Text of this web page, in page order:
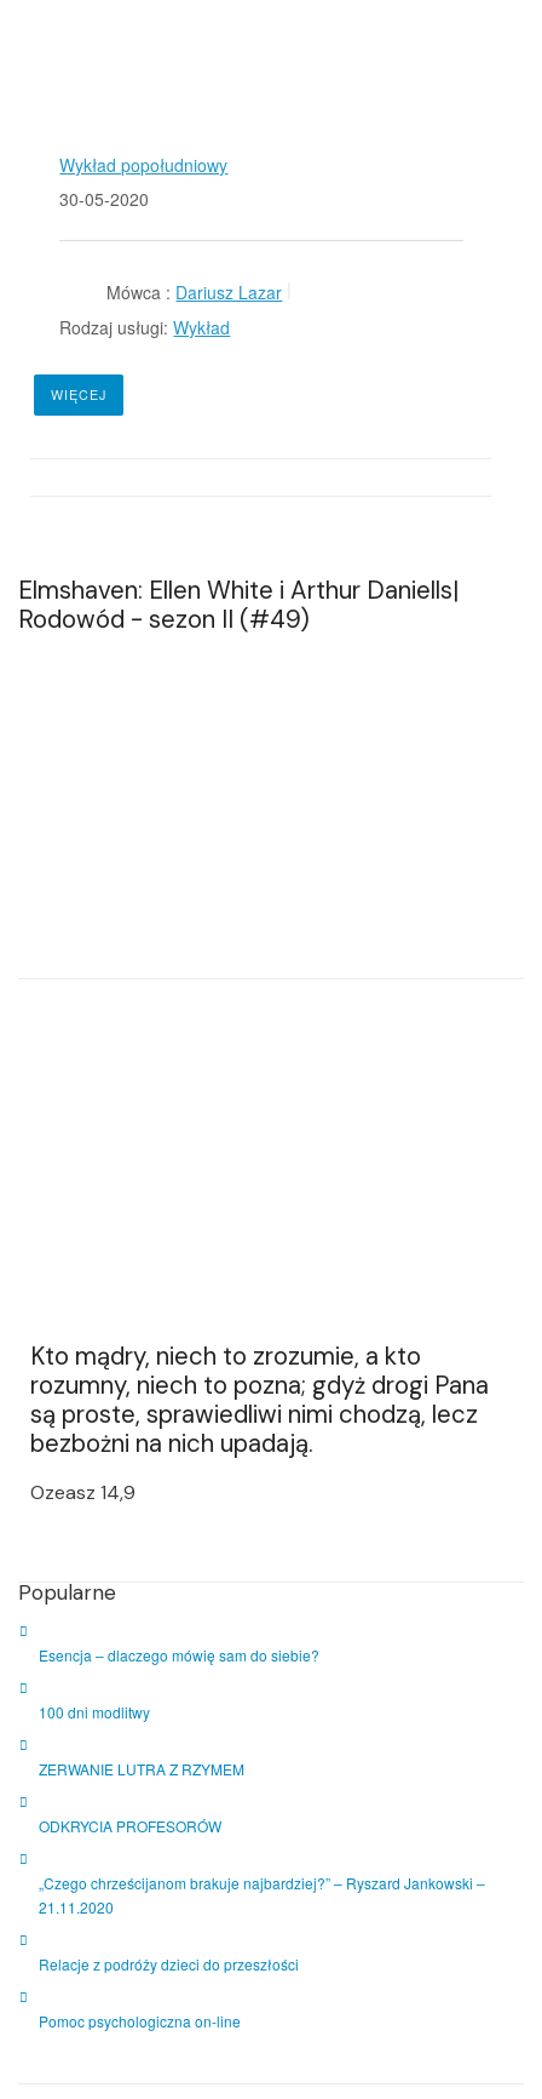
Wykład popołudniowy
30-05-2020
Mówca : Dariusz Lazar
Rodzaj usługi: Wykład
WIĘCEJ
Elmshaven: Ellen White i Arthur Daniells|
Rodowód - sezon II (#49)
Kto mądry, niech to zrozumie, a kto
rozumny, niech to pozna; gdyż drogi Pana
są proste, sprawiedliwi nimi chodzą, lecz
bezbożni na nich upadają.
Ozeasz 14,9
Popularne
Esencja – dlaczego mówię sam do siebie?
100 dni modlitwy
ZERWANIE LUTRA Z RZYMEM
ODKRYCIA PROFESORÓW
„Czego chrześcijanom brakuje najbardziej?” – Ryszard Jankowski –
21.11.2020
Relacje z podróży dzieci do przeszłości
Pomoc psychologiczna on-line